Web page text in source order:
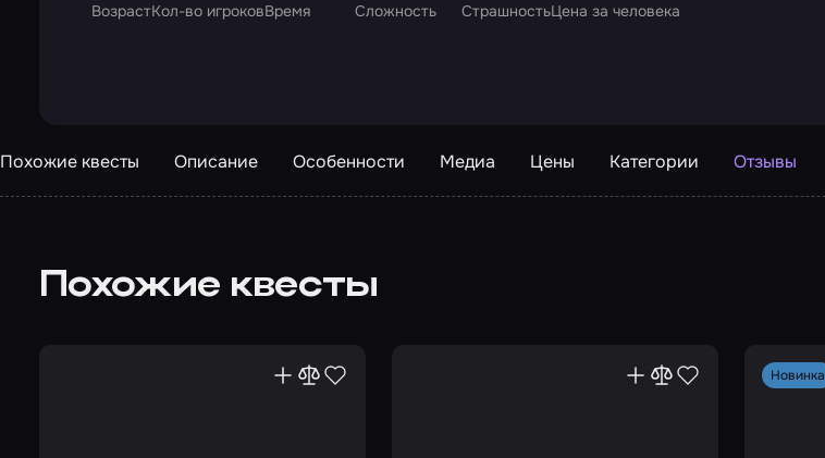
ВозрастКол-во игроковВремя Сложность СтрашностьЦена за человека
Похожие квесты Описание Особенности Медиа Цены Категории Отзывы
Похожие квесты
Новинка